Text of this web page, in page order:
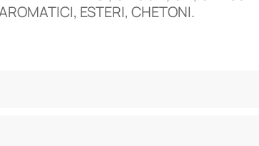
ESTERI, CHETONI.